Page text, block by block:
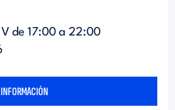
V de 17:00 a 22:00